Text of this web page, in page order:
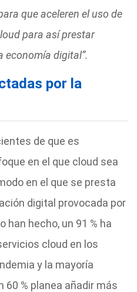
que aceleren el uso de
para así prestar
economía digital”.
por la
de que es
en el que cloud sea
en el que se presta
digital provocada por
han hecho, un 91 % ha
cloud en los
y la mayoría
60 % planea añadir más